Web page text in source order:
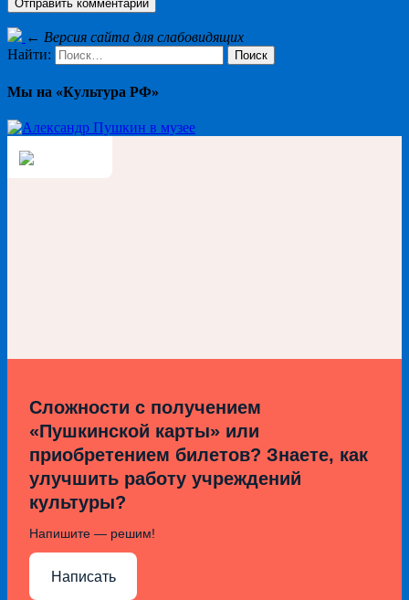
← Версия сайта для слабовидящих
Найти:
Мы на «Культура РФ»
Сложности с получением
«Пушкинской карты» или
приобретением билетов? Знаете, как
улучшить работу учреждений
культуры?
Напишите — решим!
Написать